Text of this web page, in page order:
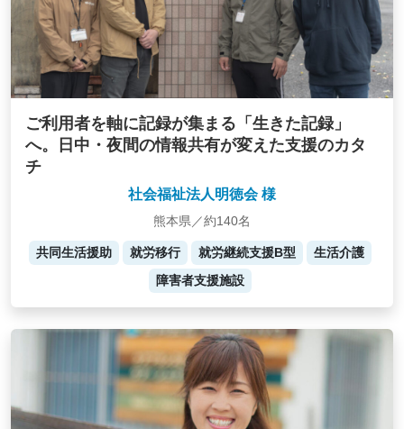
ご利用者を軸に記録が集まる「生きた記録」
へ。日中・夜間の情報共有が変えた支援のカタ
チ
社会福祉法人明徳会 様
熊本県／約140名
共同生活援助 就労移行 就労継続支援B型
生活介護
障害者支援施設